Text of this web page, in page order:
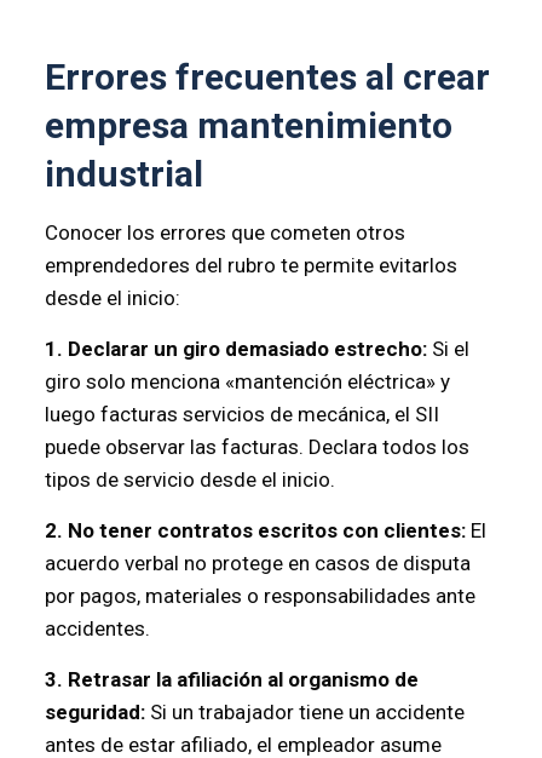
Errores frecuentes al crear
empresa mantenimiento
industrial
Conocer los errores que cometen otros
emprendedores del rubro te permite evitarlos
desde el inicio:
1. Declarar un giro demasiado estrecho:Si el
giro solo menciona «mantención eléctrica» y
luego facturas servicios de mecánica, el SII
puede observar las facturas. Declara todos los
tipos de servicio desde el inicio.
2. No tener contratos escritos con clientes:El
acuerdo verbal no protege en casos de disputa
por pagos, materiales o responsabilidades ante
accidentes.
3. Retrasar la afiliación al organismo de
seguridad:Si un trabajador tiene un accidente
antes de estar afiliado, el empleador asume